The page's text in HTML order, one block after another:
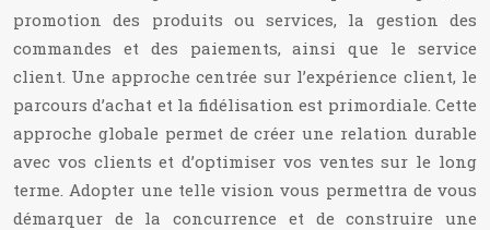
promotion des produits ou services, la gestion des
commandes et des paiements, ainsi que le service
client. Une approche centrée sur l’expérience client, le
parcours d’achat et la fidélisation est primordiale. Cette
approche globale permet de créer une relation durable
avec vos clients et d’optimiser vos ventes sur le long
terme. Adopter une telle vision vous permettra de vous
démarquer de la concurrence et de construire une